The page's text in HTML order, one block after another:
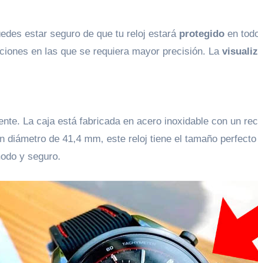
estar seguro de que tu reloj estará protegido en
en las que se requiera mayor precisión. La
La caja está fabricada en acero inoxidable con un
diámetro de 41,4 mm, este reloj tiene el tamaño
y seguro.